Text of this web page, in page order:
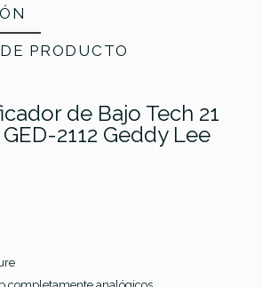
PRODUCTO
de Bajo Tech 21
2112 Geddy Lee